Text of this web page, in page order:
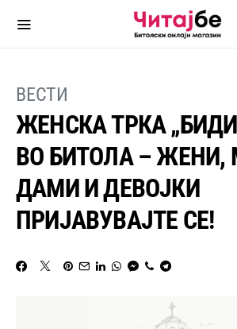
ВЕСТИ
ЖЕНСКА ТРКА
ВО БИТОЛА – ЖЕНИ,
ДАМИ И ДЕВОЈКИ
ПРИЈАВУВАЈТЕ СЕ!